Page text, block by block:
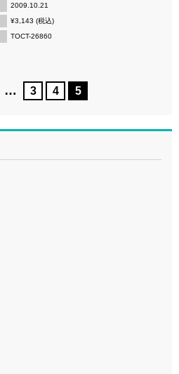
2009.10.21
¥3,143 (税込)
TOCT-26860
… 3 4 5